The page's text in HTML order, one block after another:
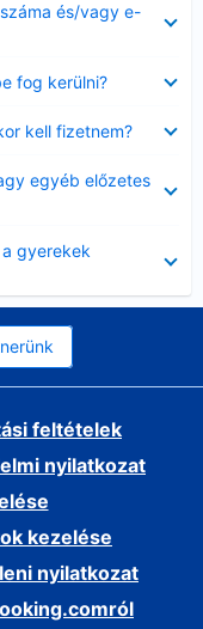
és/vagy e-
fog kerülni?
kell fizetnem?
egyéb előzetes
gyerekek
feltételek
nyilatkozat
kezelése
nyilatkozat